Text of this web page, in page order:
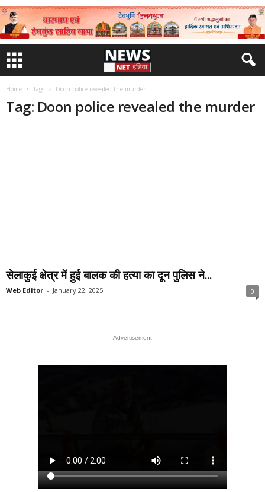
Home Tags Doon police revealed the murder
Tag: Doon police revealed the murder
सेलाकुई क्षेत्र में हुई बालक की हत्या का दून पुलिस ने...
Web Editor - January 22, 2025 0
- Advertisement -